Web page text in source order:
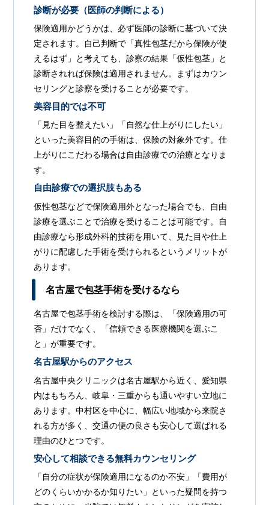
診断が必要（医師の判断による）
保険適用かどうかは、必ず医師の診断に基づいて決
定されます。自己判断で「真性包茎だから保険が使
えるはず」と考えても、診察の結果「仮性包茎」と
診断されれば保険は適用されません。まずはカウン
セリングと診察を受けることが必要です。
美容目的では不可
「見た目を整えたい」「自然な仕上がりにしたい」
といった美容目的の手術は、保険の対象外です。仕
上がりにこだわる場合は自由診療での治療となりま
す。
自由診療での選択肢もある
仮性包茎などで保険適用外となった場合でも、自由
診療を選ぶことで治療を受けることは可能です。自
由診療なら形成外科的技術を用いて、見た目や仕上
がりに配慮した手術を受けられるというメリットが
あります。
名古屋で包茎手術を受けるなら
名古屋で包茎手術を検討する際は、「保険適用の可
否」だけでなく、「信頼できる医療機関を選ぶこ
と」が重要です。
名古屋駅からのアクセス
名古屋中央クリニックは名古屋駅から近く、愛知県
内はもちろん、岐阜・三重からも通いやすい立地に
あります。中村区を中心に、幅広い地域から来院さ
れる方が多く、交通の便の良さも安心して選ばれる
理由のひとつです。
安心して相談できる無料カウンセリング
「自分の症状が保険適用になるのか不安」「費用が
どのくらいかかるか知りたい」といった疑問を持つ